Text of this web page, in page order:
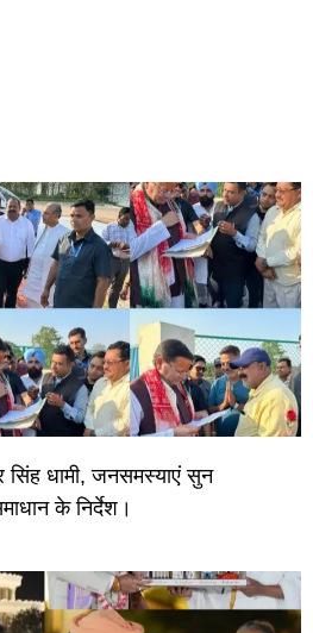
सिंह धामी, जनसमस्याएं सुन
के निर्देश।